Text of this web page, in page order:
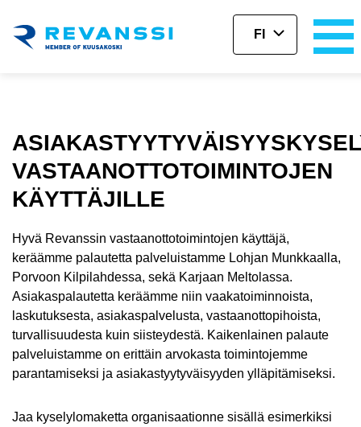
FI
VASTAANOTTOTOIMINTOJEN
KÄYTTÄJILLE
Hyvä Revanssin vastaanottotoimintojen käyttäjä,
keräämme palautetta palveluistamme Lohjan Munkkaalla,
Porvoon Kilpilahdessa, sekä Karjaan Meltolassa.
Asiakaspalautetta keräämme niin vaakatoiminnoista,
laskutuksesta, asiakaspalvelusta, vastaanottopihoista,
turvallisuudesta kuin siisteydestä. Kaikenlainen palaute
palveluistamme on erittäin arvokasta toimintojemme
parantamiseksi ja asiakastyytyväisyyden ylläpitämiseksi.
Jaa kyselylomaketta organisaationne sisällä esimerkiksi